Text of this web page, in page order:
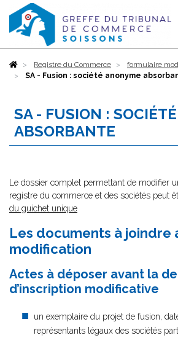
AccueilRegistre du Commerce
formulaire
SA - Fusion : société anonyme
SA - FUSION :
ABSORBANTE
Le dossier complet permettant de modifier
registre du commerce et des sociétés peut
du guichet unique
Les documents à joindre
modification
Actes à déposer avant la
d’inscription modificative
un exemplaire du projet de fusion,
représentants légaux des sociétés